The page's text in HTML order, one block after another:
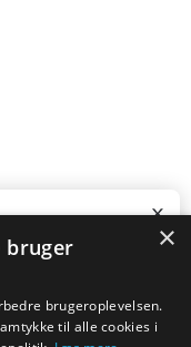
x
dit
vi dig.
×
bruger
brugeroplevelsen.
til alle cookies i